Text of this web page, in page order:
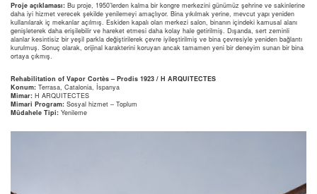
Proje açıklaması: Bu proje, 1950’lerden kalma bir kongre merkezini günümüz şehrine ve sakinlerine
daha iyi hizmet verecek şekilde yenilemeyi amaçlıyor. Bina yıkılmak yerine, mevcut yapı yeniden
kullanılarak iç mekanlar açılmış. Eskiden kapalı olan merkezi salon, binanın içindeki kamusal alanı
genişleterek daha erişilebilir ve hareket etmesi daha kolay hale getirilmiş. Dışarıda, sert zeminli
alanlar kesintisiz bir yeşil parkla değiştirilerek çevre iyileştirilmiş ve bina çevresiyle yeniden bağlantı
kurulmuş. Sonuç olarak, orijinal karakterini koruyan ancak tamamen yeni bir deneyim sunan bir bina
ortaya çıkmış.
Rehabilitation of Vapor Cortès – Prodis 1923 / H ARQUITECTES
Konum: Terrasa, Catalonia, İspanya
Mimar: H ARQUITECTES
Mimari Program: Sosyal hizmet – Toplum
Müdahele Tipi: Yenileme